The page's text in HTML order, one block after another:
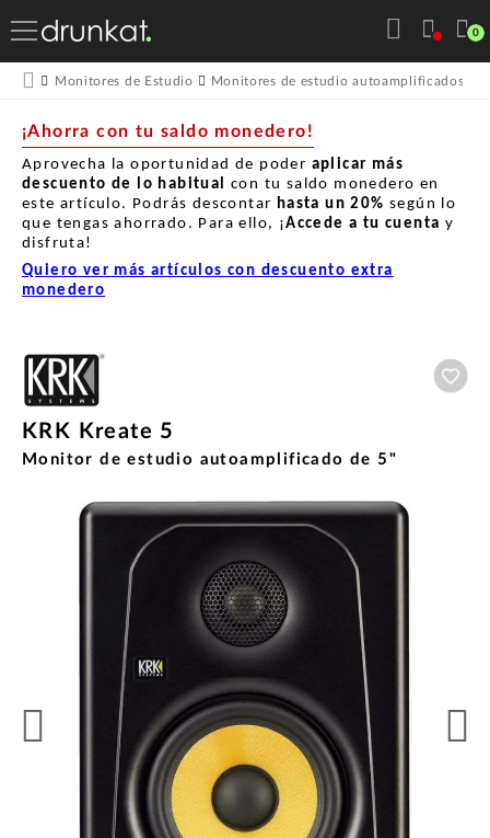
0
Monitores de Estudio Monitores de estudio autoamplificados
¡Ahorra con tu saldo monedero!
Aprovecha la oportunidad de poder aplicar más
descuento de lo habitual con tu saldo monedero en
este artículo. Podrás descontar hasta un 20% según lo
que tengas ahorrado. Para ello, ¡Accede a tu cuenta y
disfruta!
Quiero ver más artículos con descuento extra
monedero
KRK Kreate 5
Monitor de estudio autoamplificado de 5"